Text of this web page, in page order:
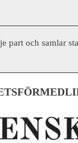
part och samlar